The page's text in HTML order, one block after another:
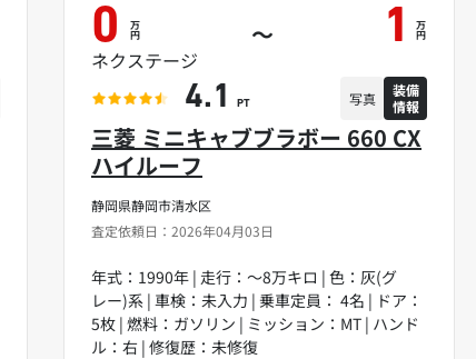
静岡県静岡市清水区
査定依頼日：2026年04月03日
三菱 ミニキャブブラボー 660 CX
ハイルーフ
年式：1990年 | 走行：～8万キロ | 色：灰(グ
レー)系 | 車検：未入力 | 乗車定員： 4名 | ドア：
5枚 | 燃料：ガソリン | ミッション：MT | ハンド
ル：右 | 修復歴：未修復
0 万
円 ～ 1 万
円
ネクステージ
4.1 PT 写真
装備
情報